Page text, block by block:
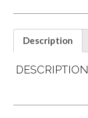
Description
DESCRIPTION